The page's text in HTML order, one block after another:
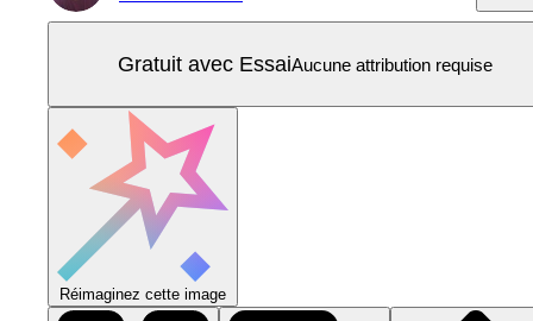
Gratuit avec EssaiAucune attribution requise
Réimaginez cette image